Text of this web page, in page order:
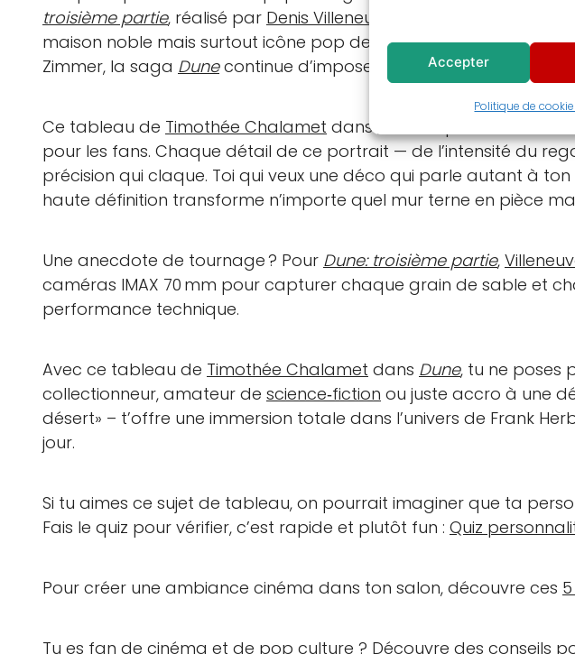
Accepter
Politique de
troisième partie, réalisé par Denis Villeneuve
maison noble mais surtout icône pop de lascience‑fiction
Zimmer, la saga Dunecontinue d’imposer son esthétique
Ce tableau de Timothée Chalamet dans
capte ton héros
pour les fans. Chaque détail de ce portrait — de l’intensité du
précision qui claque. Toi qui veux une déco qui parle autant à
haute définition transforme n’importe quel mur terne en pièce
Une anecdote de tournage ? Pour Dune: troisième partie,
caméras IMAX 70 mm pour capturer chaque grain de sable et
performance technique.
Avec ce tableau de Timothée Chalamet dans Dune, tu ne poses
collectionneur, amateur de science‑fiction ou juste accro à une
désert» – t’offre une immersion totale dans l’univers de Frank
jour.
Si tu aimes ce sujet de tableau, on pourrait imaginer que ta
Fais le quiz pour vérifier, c’est rapide et plutôt fun : Quiz
Pour créer une ambiance cinéma dans ton salon, découvre ces
Tu es fan de cinéma et de pop culture ? Découvre des conseils